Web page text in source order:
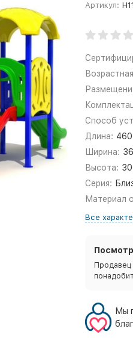
Артикул:
Способ
Длина:
Ширина:
Высота:
Серия:
Материал
Все
Продавец
Мы